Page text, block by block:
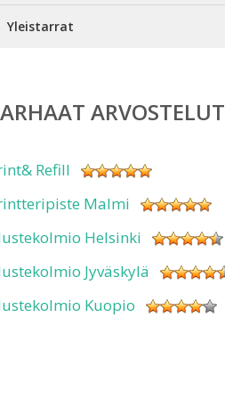
Yleistarrat
ARVOSTELUT
Refill
Malmi
Helsinki
Jyväskylä
Kuopio